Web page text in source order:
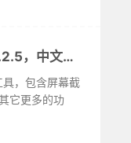
『Windows』屏幕截图PicPick v7.2.5，中文绿色便携版
，包含屏幕截
它更多的功